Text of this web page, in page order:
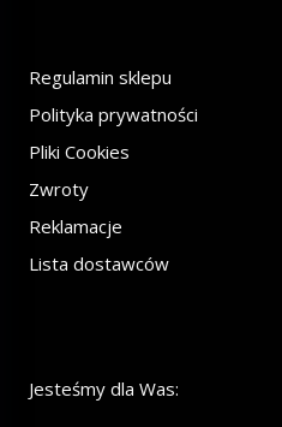
Regulamin sklepu
Polityka prywatności
Pliki Cookies
Zwroty
Reklamacje
Lista dostawców
Jesteśmy dla Was: